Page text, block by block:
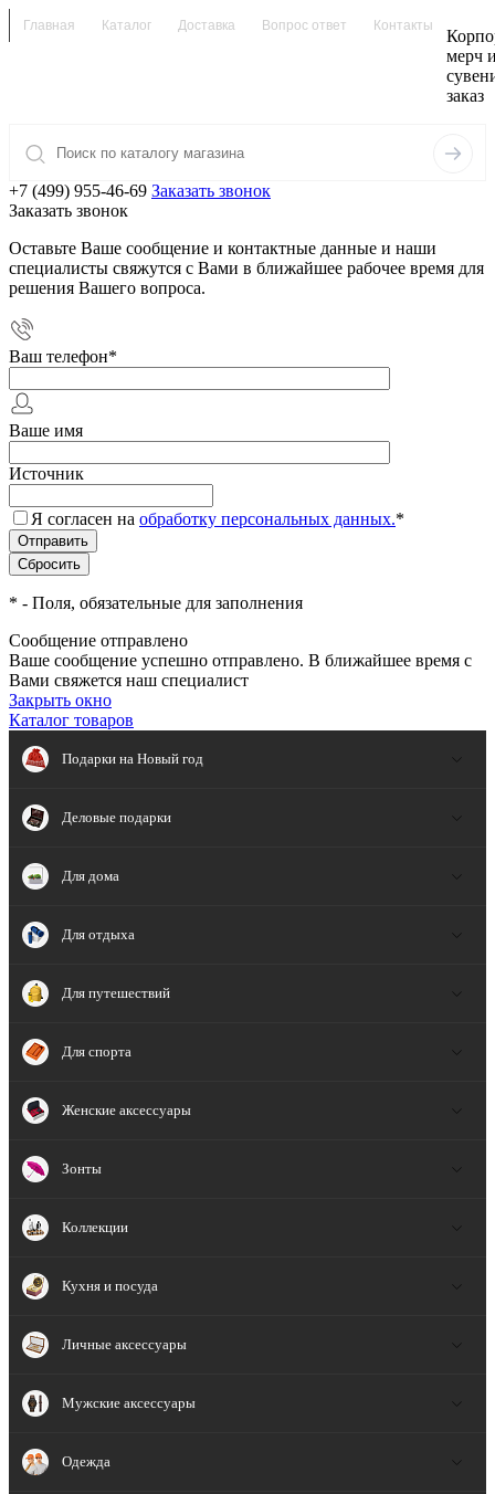
Главная Каталог Доставка Вопрос ответ Контакты
мерч
заказ
+7 (499) 955-46-69 Заказать звонок
Заказать звонок
Оставьте Ваше сообщение и контактные данные и наши
специалисты свяжутся с Вами в ближайшее рабочее время для
решения Вашего вопроса.
Ваш телефон*
Ваше имя
Источник
Я согласен на обработку персональных данных.*
* - Поля, обязательные для заполнения
Сообщение отправлено
Ваше сообщение успешно отправлено. В ближайшее время с
Вами свяжется наш специалист
Закрыть окно
Каталог товаров
Подарки на Новый год
Деловые подарки
Для дома
Для отдыха
Для путешествий
Для спорта
Женские аксессуары
Зонты
Коллекции
Кухня и посуда
Личные аксессуары
Мужские аксессуары
Одежда